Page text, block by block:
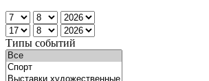
Типы событий